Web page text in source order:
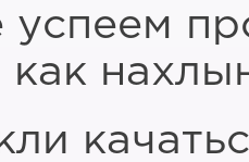
успеем
как